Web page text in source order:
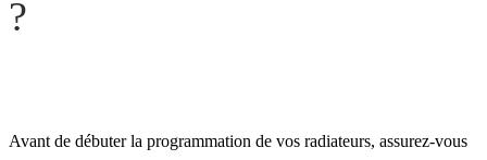
?
Avant de débuter la programmation de vos radiateurs, assurez-vous